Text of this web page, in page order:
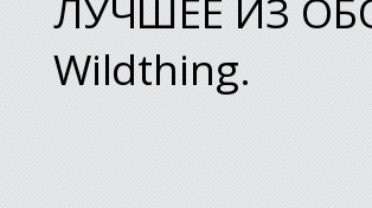
Wildthing.